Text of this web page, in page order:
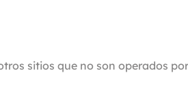
sitios que no son operados